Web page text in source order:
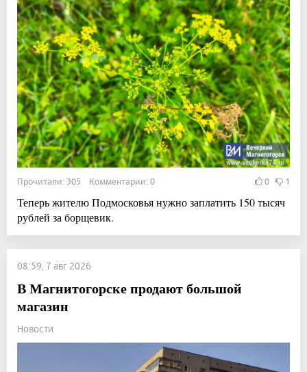
Прочитали: 305 Комментарии: 0 0 1
Теперь жителю Подмосковья нужно заплатить 150 тысяч
рублей за борщевик.
08:59, 7 авг 2026
В Магнитогорске продают большой
магазин
Новости